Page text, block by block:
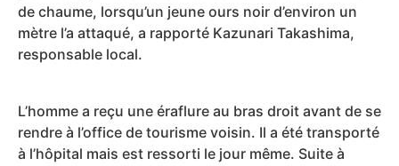
de chaume, lorsqu’un jeune ours noir d’environ un
mètre l’a attaqué, a rapporté Kazunari Takashima,
responsable local.
L’homme a reçu une éraflure au bras droit avant de se
rendre à l’office de tourisme voisin. Il a été transporté
à l’hôpital mais est ressorti le jour même. Suite à